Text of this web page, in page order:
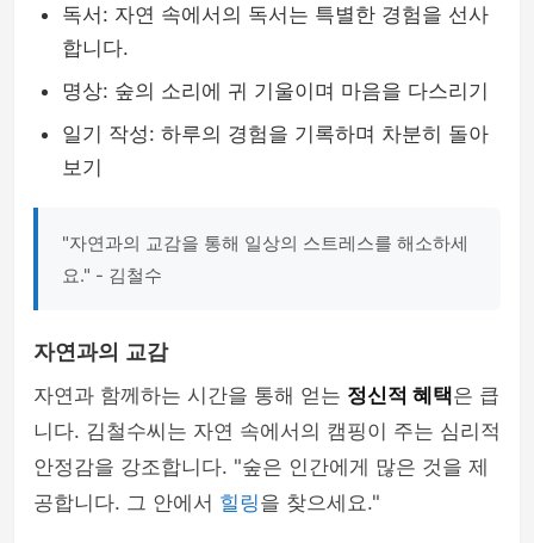
독서: 자연 속에서의 독서는 특별한 경험을 선사
합니다.
명상: 숲의 소리에 귀 기울이며 마음을 다스리기
일기 작성: 하루의 경험을 기록하며 차분히 돌아
보기
"자연과의 교감을 통해 일상의 스트레스를 해소하세
요." - 김철수
자연과의 교감
자연과 함께하는 시간을 통해 얻는 정신적 혜택은 큽
니다. 김철수씨는 자연 속에서의 캠핑이 주는 심리적
안정감을 강조합니다. "숲은 인간에게 많은 것을 제
공합니다. 그 안에서 힐링을 찾으세요."